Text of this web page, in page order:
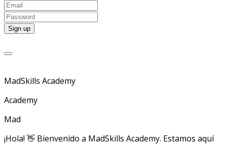
MadSkills Academy
Academy
Mad
¡Hola! 👋 Bienvenido a MadSkills Academy. Estamos aquí